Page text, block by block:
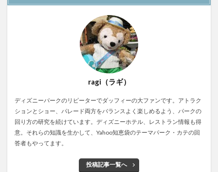
ragi（ラギ）
ディズニーパークのリピーターでダッフィーの大ファンです。アトラク
ションとショー、パレード両方をバランスよく楽しめるよう、パークの
回り方の研究を続けています。ディズニーホテル、レストラン情報も得
意。それらの知識を生かして、Yahoo知恵袋のテーマパーク・カテの回
答者もやってます。
投稿記事一覧へ